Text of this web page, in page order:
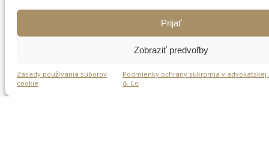
Prijať
Zobraziť predvoľby
Zásady používania súborov
cookie
Podmienky ochrany súkromia v
& Co
OPÄŤ SME SA STALI JEDNOU Z
PRÁVNICKÝCH FIRIEM ROKA